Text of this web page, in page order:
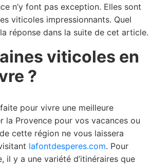
n’y font pas exception. Elles sont
viticoles impressionnants. Quel
réponse dans la suite de cet article.
viticoles en
?
pour vivre une meilleure
la Provence pour vos vacances ou
cette région ne vous laissera
lafontdesperes.com. Pour
y a une variété d’itinéraires que